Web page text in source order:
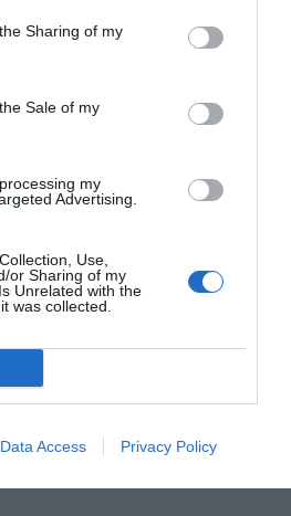
Sharing of my
Sale of my
my
Advertising.
Use,
or Sharing of my
Unrelated with the
was collected.
Data Access Privacy Policy
sin límites a contenidos